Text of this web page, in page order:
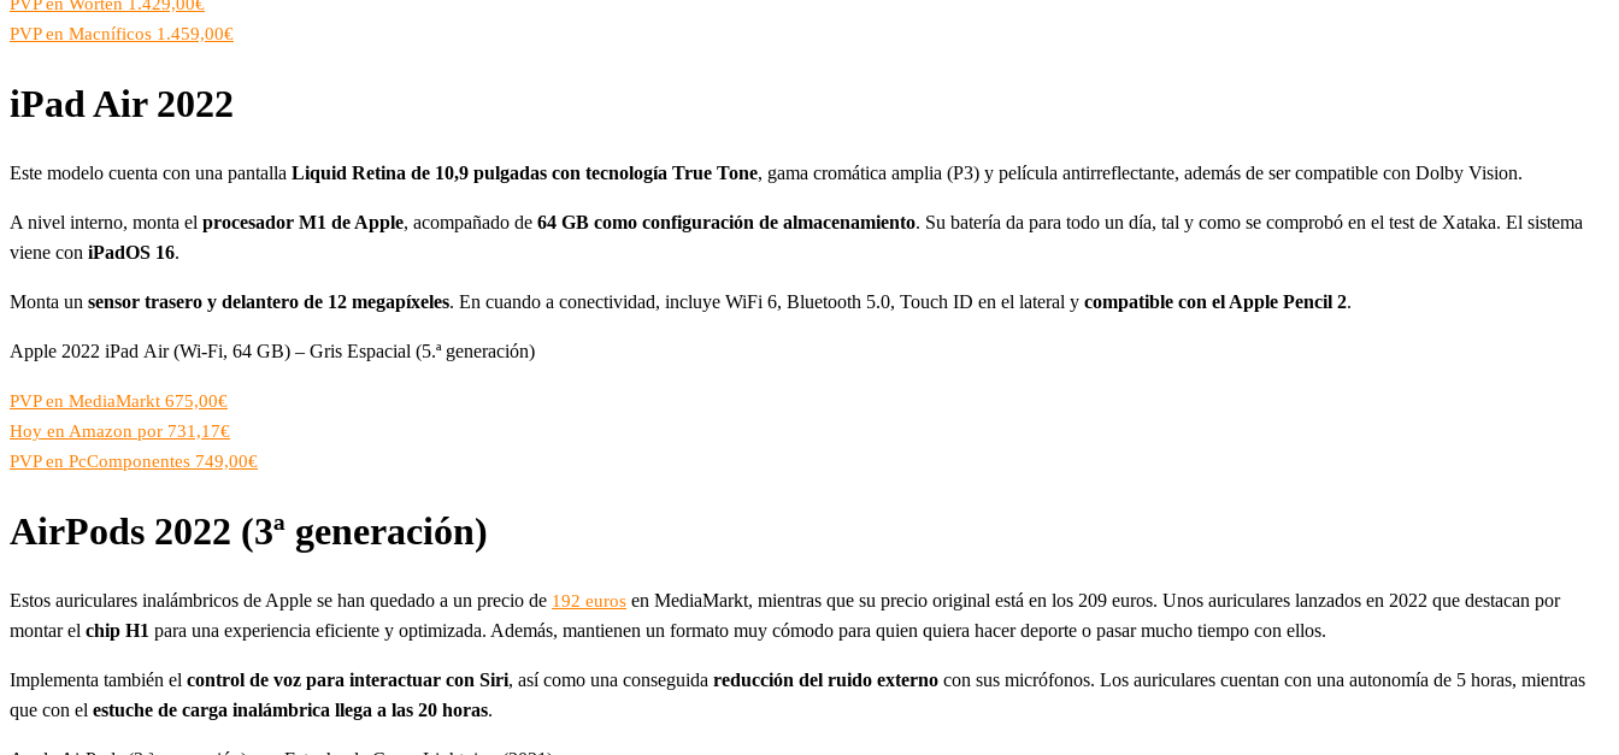
PVP en Macníficos 1.459,00€
iPad Air 2022
Este modelo cuenta con una pantalla Liquid Retina de 10,9 pulgadas con tecnología True Tone, gama cromática amplia (P3) y película antirreflectante, además de ser compatible con Dolby Vision.
A nivel interno, monta el procesador M1 de Apple, acompañado de 64 GB como configuración de almacenamiento. Su batería da para todo un día, tal y como se comprobó en el test de Xataka. El sistema
viene con iPadOS 16.
Monta un sensor trasero y delantero de 12 megapíxeles. En cuando a conectividad, incluye WiFi 6, Bluetooth 5.0, Touch ID en el lateral y compatible con el Apple Pencil 2.
Apple 2022 iPad Air (Wi-Fi, 64 GB) – Gris Espacial (5.ª generación)
PVP en MediaMarkt 675,00€
Hoy en Amazon por 731,17€
PVP en PcComponentes 749,00€
AirPods 2022 (3ª generación)
Estos auriculares inalámbricos de Apple se han quedado a un precio de 192 euros en MediaMarkt, mientras que su precio original está en los 209 euros. Unos auriculares lanzados en 2022 que destacan por
montar el chip H1 para una experiencia eficiente y optimizada. Además, mantienen un formato muy cómodo para quien quiera hacer deporte o pasar mucho tiempo con ellos.
Implementa también el control de voz para interactuar con Siri, así como una conseguida reducción del ruido externo con sus micrófonos. Los auriculares cuentan con una autonomía de 5 horas, mientras
que con el estuche de carga inalámbrica llega a las 20 horas.